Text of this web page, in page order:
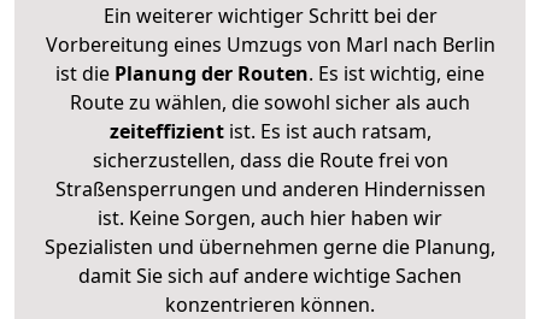
Ein weiterer wichtiger Schritt bei der
Vorbereitung eines Umzugs von Marl nach Berlin
ist die Planung der Routen. Es ist wichtig, eine
Route zu wählen, die sowohl sicher als auch
zeiteffizientist. Es ist auch ratsam,
sicherzustellen, dass die Route frei von
Straßensperrungen und anderen Hindernissen
ist. Keine Sorgen, auch hier haben wir
Spezialisten und übernehmen gerne die Planung,
damit Sie sich auf andere wichtige Sachen
konzentrieren können.